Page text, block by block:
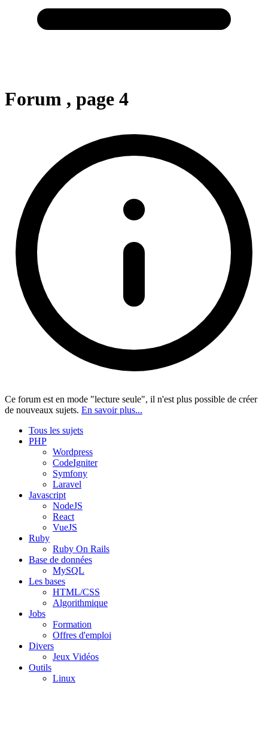
Forum , page 4
Ce forum est en mode "lecture seule", il n'est plus possible de créer
de nouveaux sujets. En savoir plus...
Tous les sujets
PHP
Wordpress
CodeIgniter
Symfony
Laravel
Javascript
NodeJS
React
VueJS
Ruby
Ruby On Rails
Base de données
MySQL
Les bases
HTML/CSS
Algorithmique
Jobs
Formation
Offres d'emploi
Divers
Jeux Vidéos
Outils
Linux